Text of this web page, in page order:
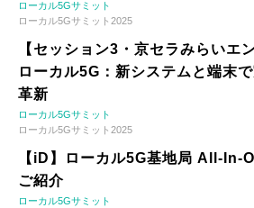
ローカル5Gサミット
ローカル5Gサミット2025
【セッション3・京セラみらいエ
ローカル5G：新システムと端末
革新
ローカル5Gサミット
ローカル5Gサミット2025
【iD】ローカル5G基地局 All-In-
ご紹介
ローカル5Gサミット